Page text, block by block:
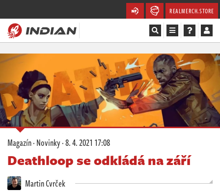
REALMERCH.STORE
Magazín
Recenze
Videa
Soutěže
Databáze
Komunita
Magazín·Novinky·8. 4. 2021 17:08
Deathloop se odkládá na září
Martin Cvrček